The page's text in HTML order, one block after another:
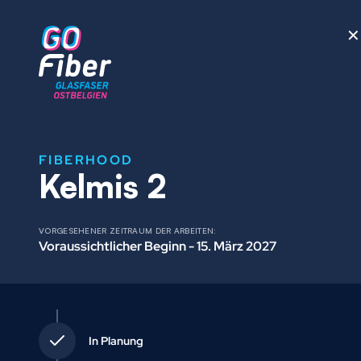
✕
FIBERHOOD
Kelmis 2
VORGESEHENER ZEITRAUM DER ARBEITEN:
Voraussichtlicher Beginn - 15. März 2027
In Planung